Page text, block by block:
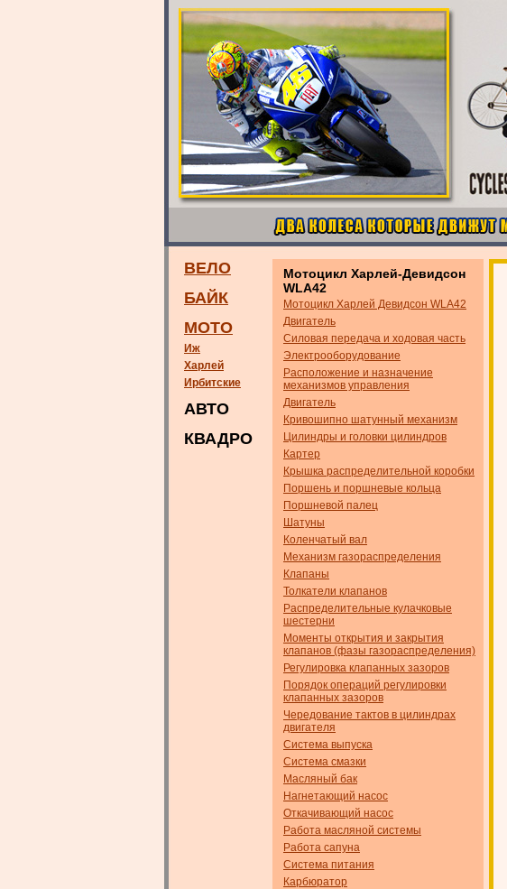
ВЕЛО
БАЙК
МОТО
Иж
Харлей
Ирбитские
АВТО
КВАДРО
Мотоцикл Харлей-Девидсон
WLA42
Мотоцикл Харлей Девидсон WLA42
Двигатель
Силовая передача и ходовая часть
Электрооборудование
Расположение и назначение
механизмов управления
Двигатель
Кривошипно шатунный механизм
Цилиндры и головки цилиндров
Картер
Крышка распределительной коробки
Поршень и поршневые кольца
Поршневой палец
Шатуны
Коленчатый вал
Механизм газораспределения
Клапаны
Толкатели клапанов
Распределительные кулачковые
шестерни
Моменты открытия и закрытия
клапанов (фазы газораспределения)
Регулировка клапанных зазоров
Порядок операций регулировки
клапанных зазоров
Чередование тактов в цилиндрах
двигателя
Система выпуска
Система смазки
Масляный бак
Нагнетающий насос
Откачивающий насос
Работа масляной системы
Работа сапуна
Система питания
Карбюратор